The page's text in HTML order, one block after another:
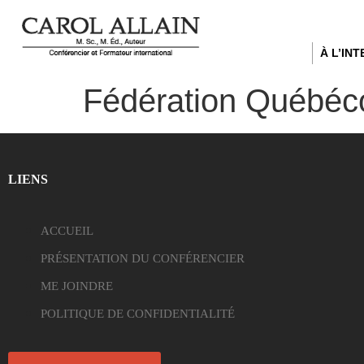
À
Fédération
LIENS
ACCUEIL
PRÉSENTATION DU CONFÉRENCIER
ME JOINDRE
POLITIQUE DE CONFIDENTIALITÉ